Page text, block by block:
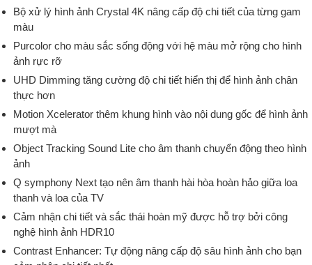
Bộ xử lý hình ảnh Crystal 4K nâng cấp độ chi tiết của từng gam
màu
Purcolor cho màu sắc sống động với hệ màu mở rộng cho hình
ảnh rực rỡ
UHD Dimming tăng cường độ chi tiết hiển thị để hình ảnh chân
thực hơn
Motion Xcelerator thêm khung hình vào nội dung gốc để hình ảnh
mượt mà
Object Tracking Sound Lite cho âm thanh chuyển động theo hình
ảnh
Q symphony Next tạo nên âm thanh hài hòa hoàn hảo giữa loa
thanh và loa của TV
Cảm nhận chi tiết và sắc thái hoàn mỹ được hỗ trợ bởi công
nghệ hình ảnh HDR10
Contrast Enhancer: Tự động nâng cấp độ sâu hình ảnh cho bạn